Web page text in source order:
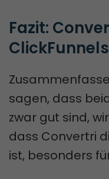
Fazit:
ClickFunnels
sagen, dass
zwar gut sind,
dass Convertri
ist, besonders